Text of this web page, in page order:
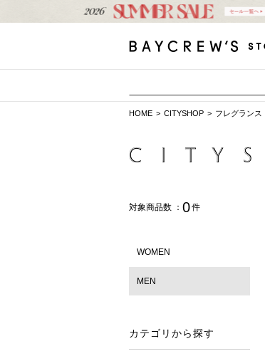
HOME CITYSHOP フレグランス
対象商品数 ： 0件
WOMEN
MEN
カテゴリから探す